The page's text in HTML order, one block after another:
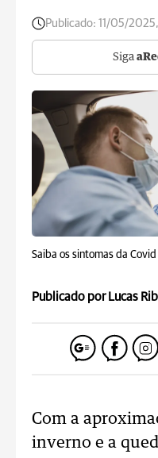
Publicado: 11/05/
Siga
Saiba os sintomas da
Publicado por Lucas
Com a
inverno e a